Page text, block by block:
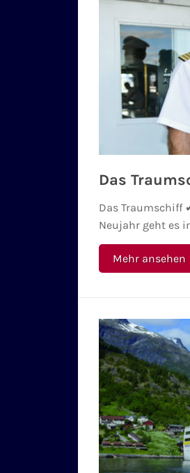
Das
Das Traumschiff
Neujahr geht es
Mehr ansehen